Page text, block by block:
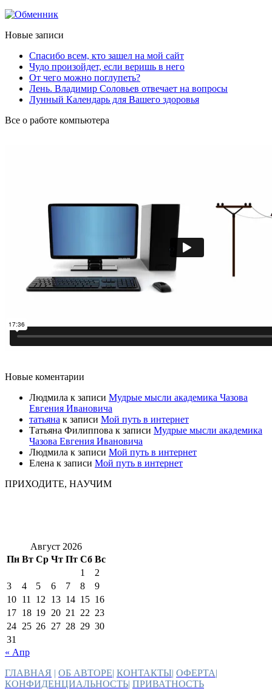
Новые записи
Спасибо всем, кто зашел на мой сайт
Чудо произойдет, если веришь в него
От чего можно поглупеть?
Лень. Владимир Соловьев отвечает на вопросы
Лунный Календарь для Вашего здоровья
Все о работе компьютера
Новые коментарии
Людмила к записи Мудрые мысли академика Чазова
Евгения Ивановича
татьяна к записи Мой путь в интернет
Татьяна Филиппова к записи Мудрые мысли академика
Чазова Евгения Ивановича
Людмила к записи Мой путь в интернет
Елена к записи Мой путь в интернет
ПРИХОДИТЕ, НАУЧИМ
Август 2026
Пн Вт Ср Чт Пт Сб Вс
1
2
3
4 5 6 7 8
9
10 11 12 13 14 15 16
17 18 19 20 21 22 23
24 25 26 27 28 29 30
31
« Апр
ГЛАВНАЯ | ОБ АВТОРЕ| КОНТАКТЫ| ОФЕРТА|
КОНФИДЕНЦИАЛЬНОСТЬ| ПРИВАТНОСТЬ